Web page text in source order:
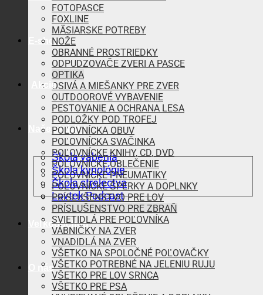
E-shop
Akcie
Naše aktivity
Škola vábenia
Škola kynológie
Škola strelectva
Lovtek Podcast
Veľkoobchod
O nás
FOTOPASCE
FOXLINE
MÄSIARSKE POTREBY
NOŽE
OBRANNÉ PROSTRIEDKY
ODPUDZOVAČE ZVERI A PASCE
OPTIKA
OSIVÁ A MIEŠANKY PRE ZVER
OUTDOOROVÉ VYBAVENIE
PESTOVANIE A OCHRANA LESA
PODLOŽKY POD TROFEJ
POĽOVNÍCKA OBUV
POĽOVNÍCKA SVAČINKA
POĽOVNÍCKE KNIHY, CD, DVD
POĽOVNÍCKE OBLEČENIE
POĽOVNÍCKE PNEUMATIKY
POĽOVNÍCKE ŠPERKY A DOPLNKY
PRÍSLUŠENSTVO PRE LOV
PRÍSLUŠENSTVO PRE ZBRAŇ
SVIETIDLÁ PRE POĽOVNÍKA
VÁBNIČKY NA ZVER
VNADIDLÁ NA ZVER
VŠETKO NA SPOLOČNÉ POĽOVAČKY
VŠETKO POTREBNÉ NA JELENIU RUJU
VŠETKO PRE LOV SRNCA
VŠETKO PRE PSA